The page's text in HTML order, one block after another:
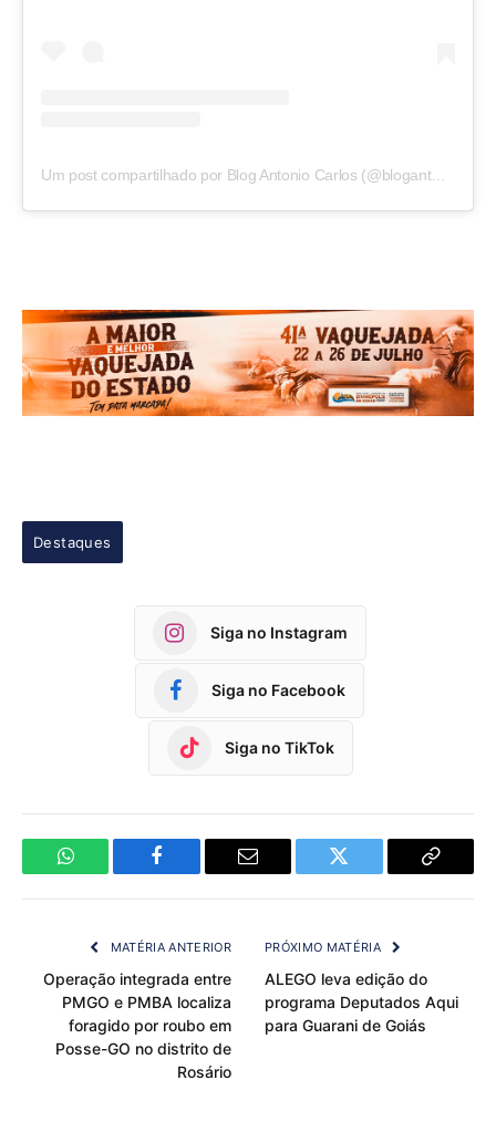
Um post compartilhado por Blog Antonio Carlos (@blogantoniocarlos)
Destaques
Siga no Instagram
Siga no Facebook
Siga no TikTok
WhatsApp Facebook Email Twitter
Copy
MATÉRIA ANTERIOR
Operação integrada entre
PMGO e PMBA localiza
foragido por roubo em
Posse-GO no distrito de
Rosário
PRÓXIMO MATÉRIA
ALEGO leva edição do
programa Deputados Aqui
para Guarani de Goiás